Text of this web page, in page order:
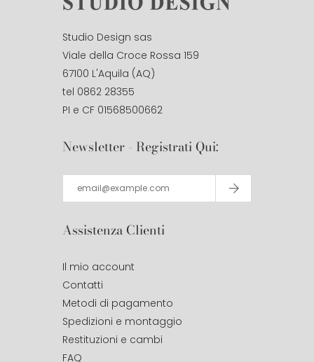
Studio Design sas
Viale della Croce Rossa 159
67100 L'Aquila (AQ)
tel 0862 28355
PI e CF 01568500662
Newsletter - Registrati Qui:
Assistenza Clienti
Il mio account
Contatti
Metodi di pagamento
Spedizioni e montaggio
Restituzioni e cambi
FAQ